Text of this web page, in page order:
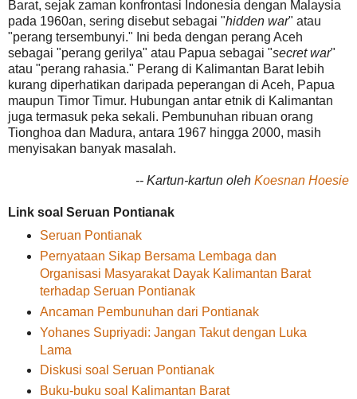
Barat, sejak zaman konfrontasi Indonesia dengan Malaysia
pada 1960an, sering disebut sebagai "hidden war" atau
"perang tersembunyi." Ini beda dengan perang Aceh
sebagai "perang gerilya" atau Papua sebagai "secret war"
atau "perang rahasia." Perang di Kalimantan Barat lebih
kurang diperhatikan daripada peperangan di Aceh, Papua
maupun Timor Timur. Hubungan antar etnik di Kalimantan
juga termasuk peka sekali. Pembunuhan ribuan orang
Tionghoa dan Madura, antara 1967 hingga 2000, masih
menyisakan banyak masalah.
-- Kartun-kartun oleh Koesnan Hoesie
Link soal Seruan Pontianak
Seruan Pontianak
Pernyataan Sikap Bersama Lembaga dan
Organisasi Masyarakat Dayak Kalimantan Barat
terhadap Seruan Pontianak
Ancaman Pembunuhan dari Pontianak
Yohanes Supriyadi: Jangan Takut dengan Luka
Lama
Diskusi soal Seruan Pontianak
Buku-buku soal Kalimantan Barat